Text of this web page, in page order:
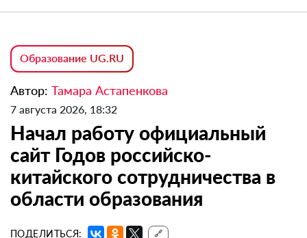
Образование UG.RU
Автор: Тамара Астапенкова
7 августа 2026, 18:32
Начал работу официальный
сайт Годов российско-
китайского сотрудничества в
области образования
ПОДЕЛИТЬСЯ: 🔗